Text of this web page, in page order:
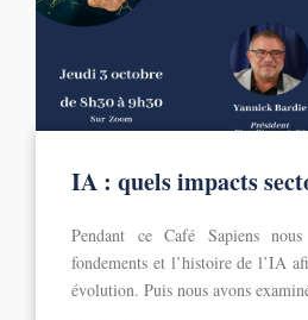
IA : quels impacts
Pendant ce Café Sapiens
fondements et l’histoire de l’IA
évolution. Puis nous avons